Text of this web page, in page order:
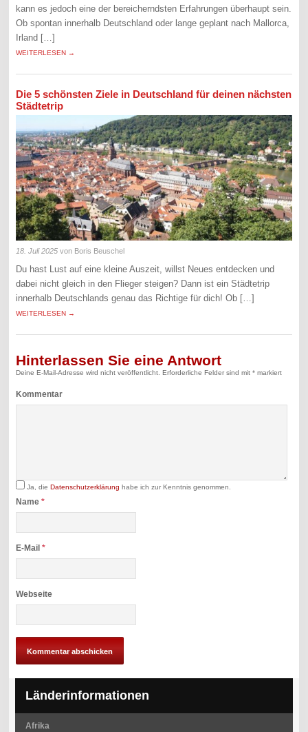
kann es jedoch eine der bereicherndsten Erfahrungen überhaupt sein.
Ob spontan innerhalb Deutschland oder lange geplant nach Mallorca,
Irland […]
WEITERLESEN →
Die 5 schönsten Ziele in Deutschland für deinen nächsten
Städtetrip
18. Juli 2025 von Boris Beuschel
Du hast Lust auf eine kleine Auszeit, willst Neues entdecken und
dabei nicht gleich in den Flieger steigen? Dann ist ein Städtetrip
innerhalb Deutschlands genau das Richtige für dich! Ob […]
WEITERLESEN →
Hinterlassen Sie eine Antwort
Deine E-Mail-Adresse wird nicht veröffentlicht. Erforderliche Felder sind mit* markiert
Kommentar
Ja, dieDatenschutzerklärung habe ich zur Kenntnis genommen.
Name*
E-Mail*
Webseite
Länderinformationen
Afrika